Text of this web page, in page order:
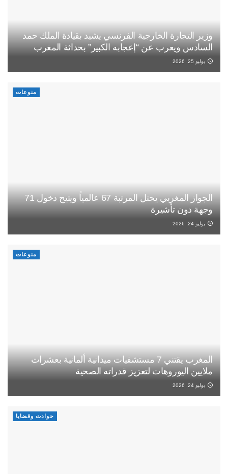
وزير التجارة الخارجية الفرنسي يشيد بقيادة الملك حمد
السادس ويعرب عن “إعجابه الكبير” بحداثة المغرب
يوليو 25, 2026
منوعات
الجواز المغربي يحتل المرتبة 67 عالمياً ويتيح دخول 71
وجهة دون تأشيرة
يوليو 24, 2026
منوعات
المغرب يقتني 7 مستشفيات ميدانية ألمانية بعشرات
ملايين اليوروهات لتعزيز قدراته الصحية
يوليو 24, 2026
حوادث وقضايا